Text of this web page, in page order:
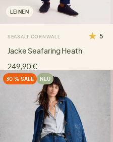
LEINEN
SEASALT CORNWALL 5
Jacke Seafaring Heath
249,90 €
30 % SALE NEU